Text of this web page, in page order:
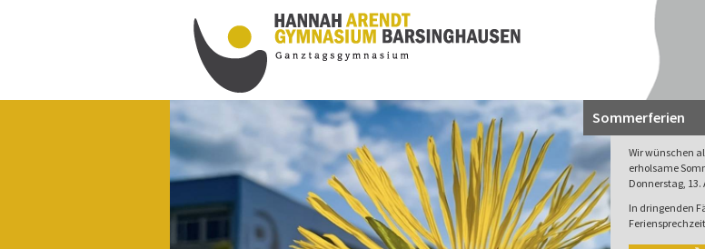
Sommerferien
Wir wünschen
erholsame
Donnerstag, 13.
In dringenden